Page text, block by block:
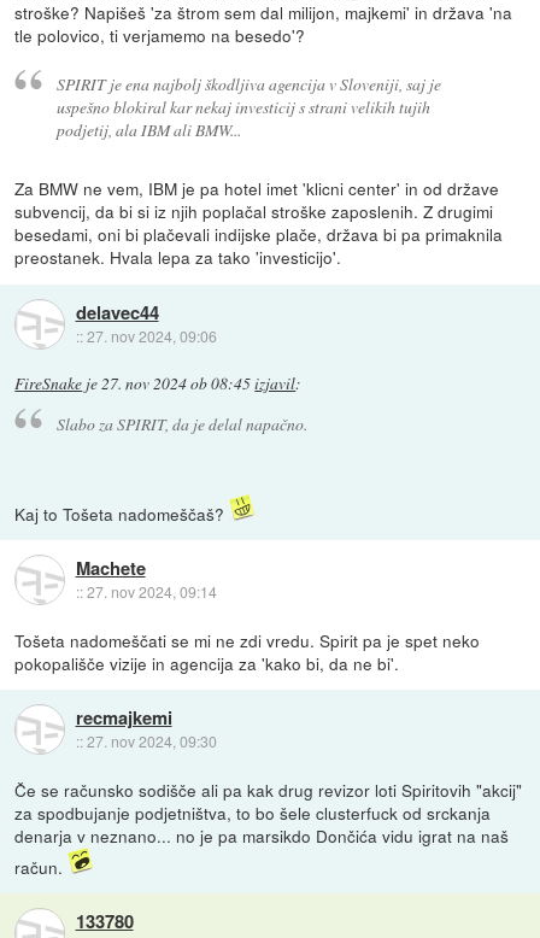
stroške? Napišeš 'za štrom sem dal milijon, majkemi' in država 'na
tle polovico, ti verjamemo na besedo'?
SPIRIT je ena najbolj škodljiva agencija v Sloveniji, saj je
uspešno blokiral kar nekaj investicij s strani velikih tujih
podjetij, ala IBM ali BMW...
Za BMW ne vem, IBM je pa hotel imet 'klicni center' in od države
subvencij, da bi si iz njih poplačal stroške zaposlenih. Z drugimi
besedami, oni bi plačevali indijske plače, država bi pa primaknila
preostanek. Hvala lepa za tako 'investicijo'.
delavec44
::27. nov 2024, 09:06
FireSnake je27. nov 2024 ob 08:45izjavil:
Slabo za SPIRIT, da je delal napačno.
Kaj to Tošeta nadomeščaš?
Machete
::27. nov 2024, 09:14
Tošeta nadomeščati se mi ne zdi vredu. Spirit pa je spet neko
pokopališče vizije in agencija za 'kako bi, da ne bi'.
recmajkemi
::27. nov 2024, 09:30
Če se računsko sodišče ali pa kak drug revizor loti Spiritovih "akcij"
za spodbujanje podjetništva, to bo šele clusterfuck od srckanja
denarja v neznano... no je pa marsikdo Dončića vidu igrat na naš
račun.
133780